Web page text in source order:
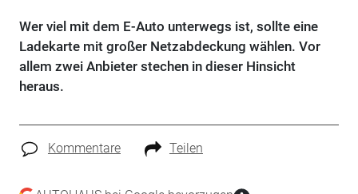
Wer viel mit dem E-Auto unterwegs ist, sollte eine
Ladekarte mit großer Netzabdeckung wählen. Vor
allem zwei Anbieter stechen in dieser Hinsicht
heraus.
Kommentare Teilen